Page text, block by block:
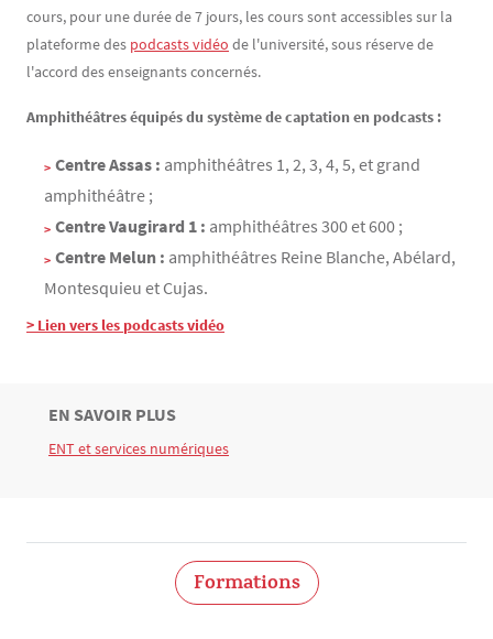
cours, pour une durée de 7 jours, les cours sont accessibles sur la
plateforme des podcasts vidéo de l'université, sous réserve de
l'accord des enseignants concernés.
Amphithéâtres équipés du système de captation en podcasts :
Centre Assas : amphithéâtres 1, 2, 3, 4, 5, et grand
amphithéâtre ;
Centre Vaugirard 1 : amphithéâtres 300 et 600 ;
Centre Melun : amphithéâtres Reine Blanche, Abélard,
Montesquieu et Cujas.
> Lien vers les podcasts vidéo
Bloc(s) libre(s)
TITRE
EN SAVOIR PLUS
Texte
ENT et services numériques
Formations